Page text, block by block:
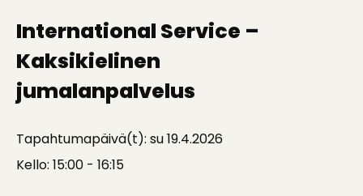
International Service –
Kaksikielinen
jumalanpalvelus
Tapahtumapäivä(t): su 19.4.2026
Kello: 15:00 - 16:15